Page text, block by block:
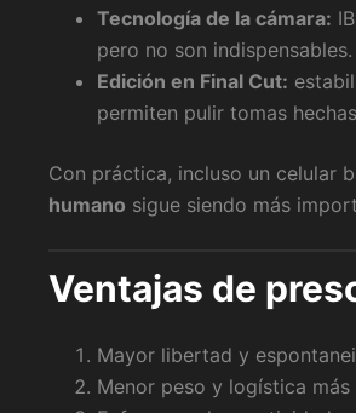
Tecnología de la cámara:
pero no son indispensables.
Edición en Final Cut:
permiten pulir tomas
Con práctica, incluso un celular
humano sigue siendo más
Ventajas de
Mayor libertad y
Menor peso y logística